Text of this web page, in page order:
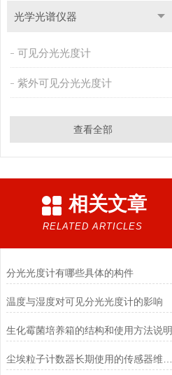
光学光谱仪器
可见分光光度计
紫外可见分光光度计
查看全部
相关文章
RELATED ARTICLES
分光光度计有哪些具体的构件
温度与湿度对可见分光光度计的影响
生化霉菌培养箱的结构和使用方法说明